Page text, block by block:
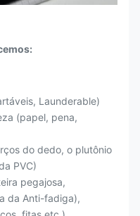
Launderable)
(papel, pena,
do dedo, o plutônio
PVC)
pegajosa,
da Anti-fadiga),